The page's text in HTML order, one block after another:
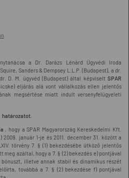
a Dr. Darázs Lénárd Ügyvédi Iroda
Sanders & Dempsey L.L.P. (Budapest), a dr.
D. M. ügyvéd (Budapest) által képviselt SPAR
eljárás alá vont vállalkozás ellen jelentős
megsértése miatt indult versenyfelügyeleti
határozatot.
, hogy a SPAR Magyarország Kereskedelmi Kft.
2009. január 1-je és 2011. december 31. között a
törvény 7. § (1) bekezdésébe ütköző jelentős
azáltal, hogy a 7. § (2) bekezdés e) pontjával
illetve annak stabil és dinamikus részét
továbbá a 7. § (2) bekezdése f) pontjával